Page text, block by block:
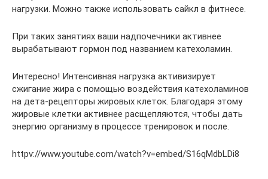
нагрузки. Можно также использовать сайкл в фитнесе.
При таких занятиях ваши надпочечники активнее
вырабатывают гормон под названием катехоламин.
Интересно! Интенсивная нагрузка активизирует
сжигание жира с помощью воздействия катехоламинов
на дета-рецепторы жировых клеток. Благодаря этому
жировые клетки активнее расщепляются, чтобы дать
энергию организму в процессе тренировок и после.
httpv://www.youtube.com/watch?v=embed/S16qMdbLDi8